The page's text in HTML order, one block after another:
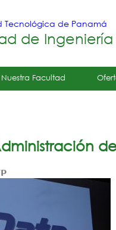
Tecnológica de Panamá
de
Nuestra Facultad